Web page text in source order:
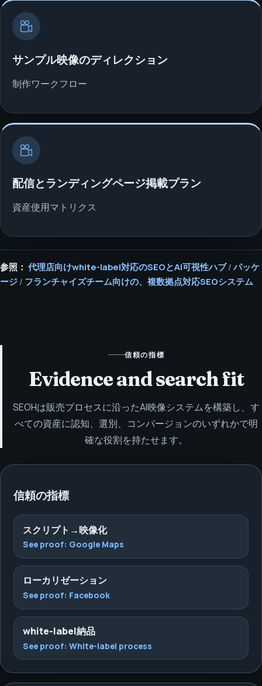
サンプル映像のディレクション
制作ワークフロー
配信とランディングページ掲載プラン
資産使用マトリクス
参照： 代理店向けwhite-label対応のSEOとAI可視性ハブ/ パッケ
ージ / フランチャイズチーム向けの、複数拠点対応SEOシステム
信頼の指標
Evidence and search fit
SEOHは販売プロセスに沿ったAI映像システムを構築し、す
べての資産に認知、選別、コンバージョンのいずれかで明
確な役割を持たせます。
信頼の指標
スクリプト→映像化
See proof: Google Maps
ローカリゼーション
See proof: Facebook
white-label納品
See proof: White-label process